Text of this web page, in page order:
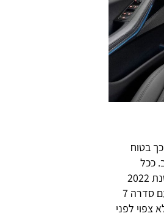
בטוח
ככל
שאפשר להבין מהודעתה של היצרנית היא מתכננת להשתמש בסדרות הייצור של שנת 2022
"למטרות הדגמה ובדיקה", אם כי כאלה סדרות ייצור כבר פגשנו לפני כמעט עשור עם סדרה 7
צפוי לפני